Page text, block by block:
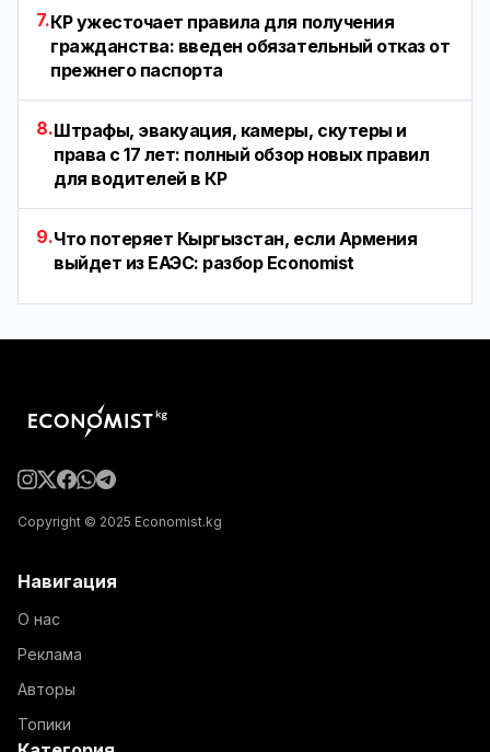
7.КР ужесточает правила для получения
гражданства: введен обязательный отказ от
прежнего паспорта
8.Штрафы, эвакуация, камеры, скутеры и
права с 17 лет: полный обзор новых правил
для водителей в КР
9.Что потеряет Кыргызстан, если Армения
выйдет из ЕАЭС: разбор Economist
Copyright © 2025 Economist.kg
Навигация
О нас
Реклама
Авторы
Топики